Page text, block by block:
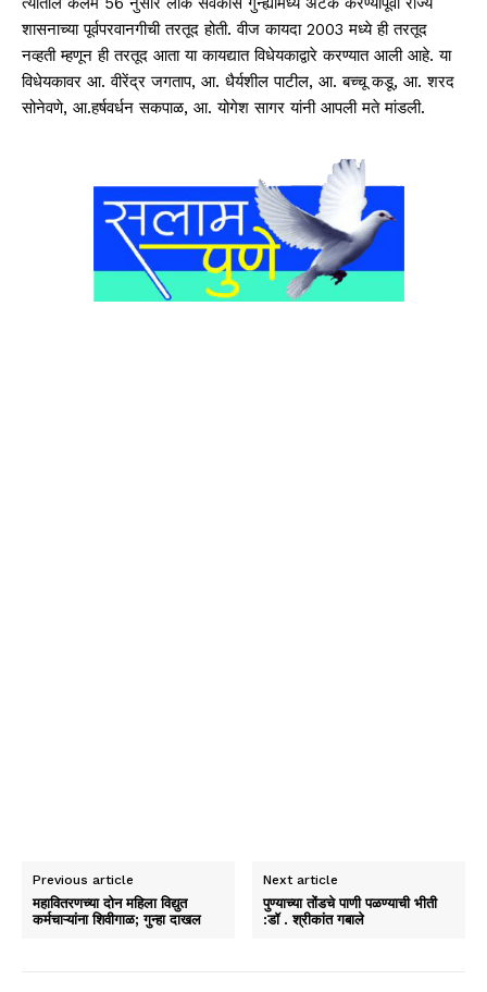
शासनाच्या पूर्वपरवानगीची तरतूद होती. वीज कायदा 2003 मध्ये ही तरतूद
नव्हती म्हणून ही तरतूद आता या कायद्यात विधेयकाद्वारे करण्यात आली आहे. या
विधेयकावर आ. वीरेंद्र जगताप, आ. धैर्यशील पाटील, आ. बच्चू कडू, आ. शरद
सोनेवणे, आ.हर्षवर्धन सकपाळ, आ. योगेश सागर यांनी आपली मते मांडली.
Previous article
महावितरणच्या दोन महिला विद्युत
कर्मचाऱ्यांना शिवीगाळ; गुन्हा दाखल
Next article
पुण्याच्या तोंडचे पाणी पळण्याची भीती
:डॉ . श्रीकांत गबाले